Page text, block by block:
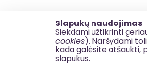
Slapukų naudojimas
Siekdami užtikrinti
cookies). Naršydami
kada galėsite atšaukti,
slapukus.
© 2026 esinvesticijos.lt